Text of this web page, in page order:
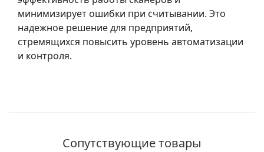
минимизирует ошибки при считывании. Это
надежное решение для предприятий,
стремящихся повысить уровень автоматизации
и контроля.
Сопутствующие товары